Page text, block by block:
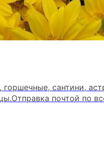
сантини,
почтой по